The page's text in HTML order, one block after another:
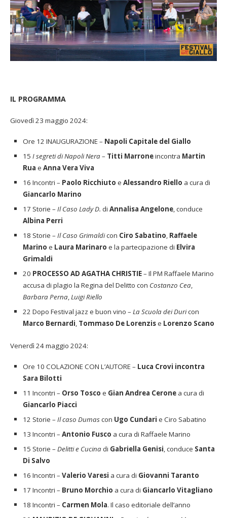
IL PROGRAMMA
Giovedì 23 maggio 2024:
Ore 12 INAUGURAZIONE – Napoli Capitale del Giallo
15 I segreti di Napoli Nera– Titti Marroneincontra Martin
Rua e Anna Vera Viva
16 Incontri – Paolo Ricchiuto e Alessandro Riello a cura di
Giancarlo Marino
17 Storie – Il Caso Lady D. di Annalisa Angelone, conduce
Albina Perri
18 Storie – Il Caso Grimaldicon Ciro Sabatino, Raffaele
Marino e Laura Marinaro e la partecipazione di Elvira
Grimaldi
20 PROCESSO AD AGATHA CHRISTIE– Il PM Raffaele Marino
accusa di plagio la Regina del Delitto con Costanzo Cea,
Barbara Perna,Luigi Riello
22 Dopo Festival jazz e buon vino – La Scuola dei Duricon
Marco Bernardi, Tommaso De Lorenzise Lorenzo Scano
Venerdì 24 maggio 2024:
Ore 10 COLAZIONE CON L’AUTORE – Luca Crovi incontra
Sara Bilotti
11 Incontri – Orso Tosco e Gian Andrea Cerone a cura di
Giancarlo Piacci
12 Storie – Il caso Dumascon Ugo Cundari e Ciro Sabatino
13 Incontri – Antonio Fusco a cura di Raffaele Marino
15 Storie – Delitti e Cucinadi Gabriella Genisi, conduce Santa
Di Salvo
16 Incontri – Valerio Varesi a cura di Giovanni Taranto
17 Incontri – Bruno Morchio a cura di Giancarlo Vitagliano
18 Incontri – Carmen Mola. Il caso editoriale dell’anno